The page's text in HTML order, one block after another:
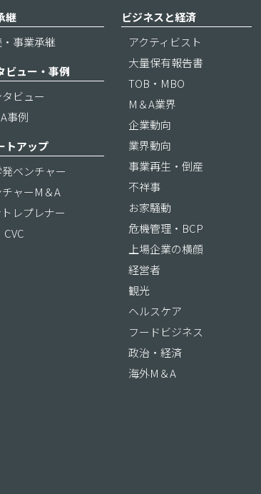
継
事業承継
ビュー・事例
ビュー
事例
トアップ
ベンチャー
ャーM＆A
レプレナー
CVC
ビジネスと経済
アクティビスト
大量保有報告書
TOB・MBO
M＆A業界
企業動向
業界動向
事業再生・倒産
不祥事
お家騒動
危機管理・BCP
上場企業の横顔
経営者
観光
ヘルスケア
フードビジネス
政治・経済
海外M＆A